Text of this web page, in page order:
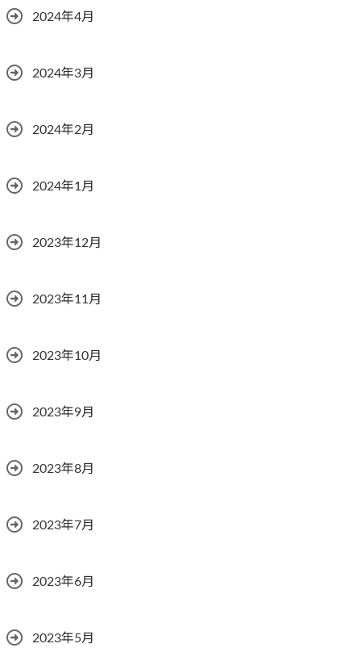
2024年4月
2024年3月
2024年2月
2024年1月
2023年12月
2023年11月
2023年10月
2023年9月
2023年8月
2023年7月
2023年6月
2023年5月